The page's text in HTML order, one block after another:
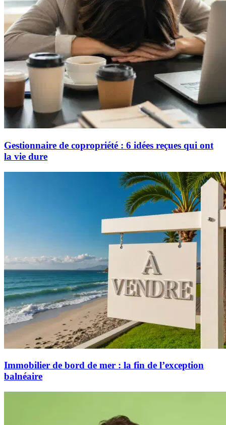
Gestionnaire de copropriété : 6 idées reçues qui ont
la vie dure
Immobilier de bord de mer : la fin de l’exception
balnéaire